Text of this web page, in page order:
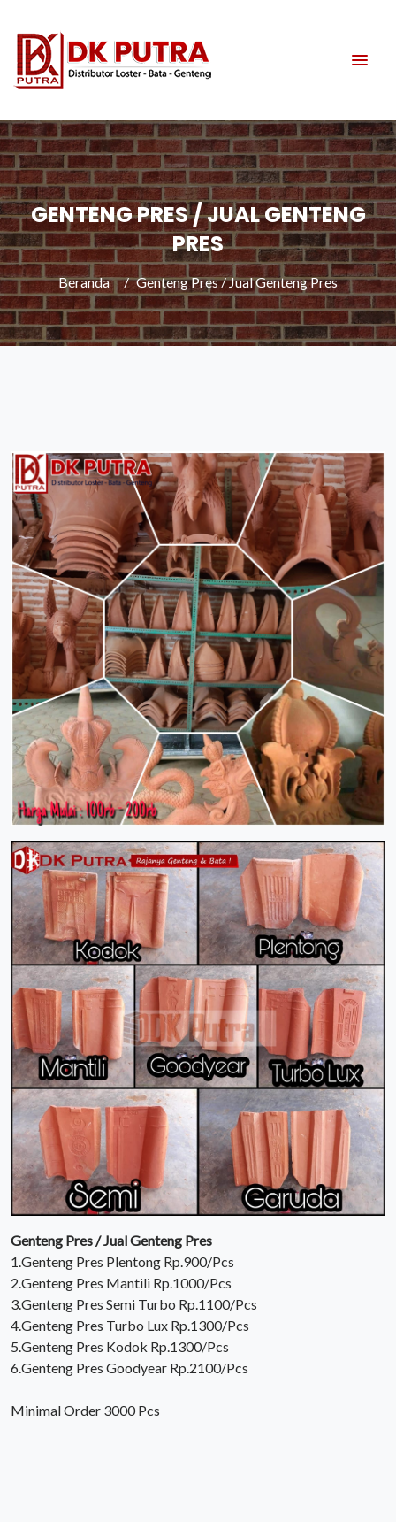
GENTENG PRES / JUAL GENTENG
PRES
Beranda Genteng Pres / Jual Genteng Pres
Genteng Pres / Jual Genteng Pres
1.Genteng Pres Plentong Rp.900/Pcs
2.Genteng Pres Mantili Rp.1000/Pcs
3.Genteng Pres Semi Turbo Rp.1100/Pcs
4.Genteng Pres Turbo Lux Rp.1300/Pcs
5.Genteng Pres Kodok Rp.1300/Pcs
6.Genteng Pres Goodyear Rp.2100/Pcs
Minimal Order 3000 Pcs